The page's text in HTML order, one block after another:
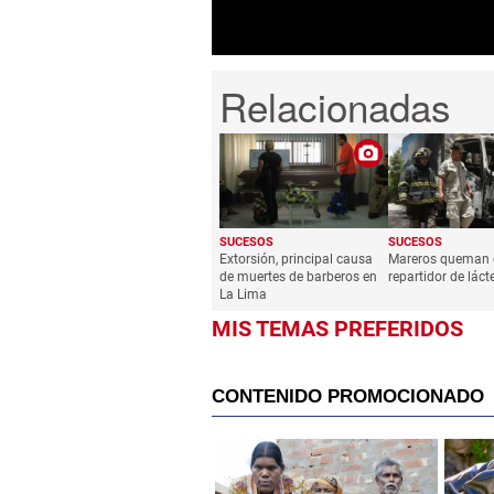
SUCESOS
Extorsión, principal causa
de muertes de barberos en
La Lima
SUCESOS
Mareros queman
repartidor de
MIS TEMAS PREFERIDOS